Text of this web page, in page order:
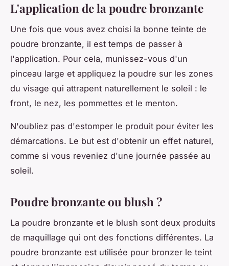
L'application de la poudre bronzante
Une fois que vous avez choisi la bonne teinte de
poudre bronzante, il est temps de passer à
l'application. Pour cela, munissez-vous d'un
pinceau large et appliquez la poudre sur les zones
du visage qui attrapent naturellement le soleil : le
front, le nez, les pommettes et le menton.
N'oubliez pas d'estomper le produit pour éviter les
démarcations. Le but est d'obtenir un effet naturel,
comme si vous reveniez d'une journée passée au
soleil.
Poudre bronzante ou blush ?
La poudre bronzante et le blush sont deux produits
de maquillage qui ont des fonctions différentes. La
poudre bronzante est utilisée pour bronzer le teint